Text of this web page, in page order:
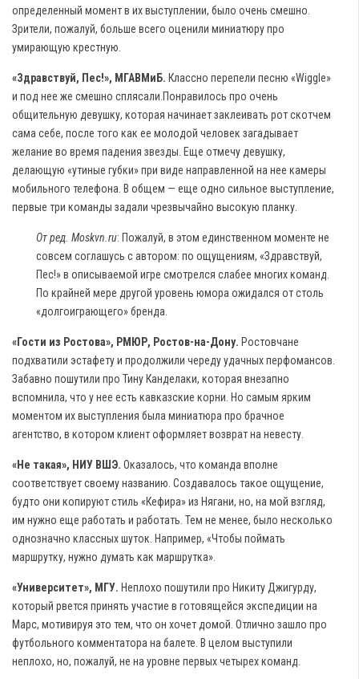
определенный момент в их выступлении, было очень смешно.
Зрители, пожалуй, больше всего оценили миниатюру про
умирающую крестную.
«Здравствуй, Пес!», МГАВМиБ. Классно перепели песню «Wiggle»
и под нее же смешно сплясали.Понравилось про очень
общительную девушку, которая начинает заклеивать рот скотчем
сама себе, после того как ее молодой человек загадывает
желание во время падения звезды. Еще отмечу девушку,
делающую «утиные губки» при виде направленной на нее камеры
мобильного телефона. В общем — еще одно сильное выступление,
первые три команды задали чрезвычайно высокую планку.
От ред. Moskvn.ru: Пожалуй, в этом единственном моменте не
совсем соглашусь с автором: по ощущениям, «Здравствуй,
Пес!» в описываемой игре смотрелся слабее многих команд.
По крайней мере другой уровень юмора ожидался от столь
«долгоиграющего» бренда.
«Гости из Ростова», РМЮР, Ростов-на-Дону. Ростовчане
подхватили эстафету и продолжили череду удачных перфомансов.
Забавно пошутили про Тину Канделаки, которая внезапно
вспомнила, что у нее есть кавказские корни. Но самым ярким
моментом их выступления была миниатюра про брачное
агентство, в котором клиент оформляет возврат на невесту.
«Не такая», НИУ ВШЭ. Оказалось, что команда вполне
соответствует своему названию. Создавалось такое ощущение,
будто они копируют стиль «Кефира» из Нягани, но, на мой взгляд,
им нужно еще работать и работать. Тем не менее, было несколько
однозначно классных шуток. Например, «Чтобы поймать
маршрутку, нужно думать как маршрутка».
«Университет», МГУ. Неплохо пошутили про Никиту Джигурду,
который рвется принять участие в готовящейся экспедиции на
Марс, мотивируя это тем, что он хочет домой. Отлично зашло про
футбольного комментатора на балете. В целом выступили
неплохо, но, пожалуй, не на уровне первых четырех команд.